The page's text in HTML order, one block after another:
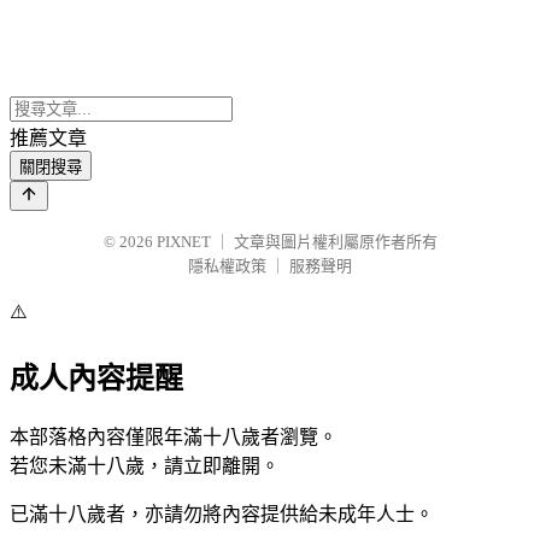
推薦文章
關閉搜尋
© 2026 PIXNET
文章與圖片權利屬原作者所有
隱私權政策
服務聲明
⚠️
成人內容提醒
本部落格內容僅限年滿十八歲者瀏覽。
若您未滿十八歲，請立即離開。
已滿十八歲者，亦請勿將內容提供給未成年人士。